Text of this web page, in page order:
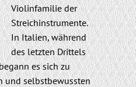
Violinfamilie der
Streichinstrumente.
In Italien, während
des letzten Drittels
es sich zu
und selbstbewussten